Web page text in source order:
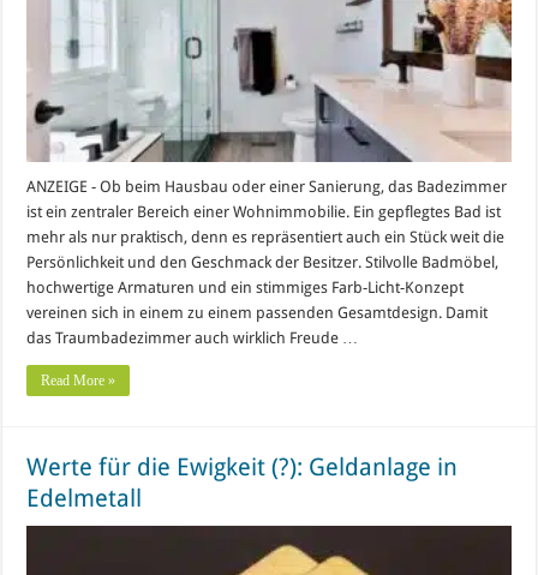
ANZEIGE - Ob beim Hausbau oder einer Sanierung, das Badezimmer
ist ein zentraler Bereich einer Wohnimmobilie. Ein gepflegtes Bad ist
mehr als nur praktisch, denn es repräsentiert auch ein Stück weit die
Persönlichkeit und den Geschmack der Besitzer. Stilvolle Badmöbel,
hochwertige Armaturen und ein stimmiges Farb-Licht-Konzept
vereinen sich in einem zu einem passenden Gesamtdesign. Damit
das Traumbadezimmer auch wirklich Freude …
Read More »
Werte für die Ewigkeit (?): Geldanlage in
Edelmetall